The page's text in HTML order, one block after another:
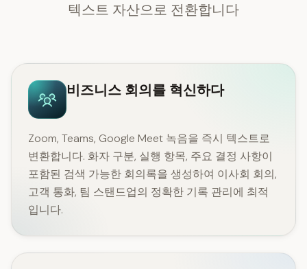
텍스트 자산으로 전환합니다
비즈니스 회의를 혁신하다
Zoom, Teams, Google Meet 녹음을 즉시 텍스트로
변환합니다. 화자 구분, 실행 항목, 주요 결정 사항이
포함된 검색 가능한 회의록을 생성하여 이사회 회의,
고객 통화, 팀 스탠드업의 정확한 기록 관리에 최적
입니다.